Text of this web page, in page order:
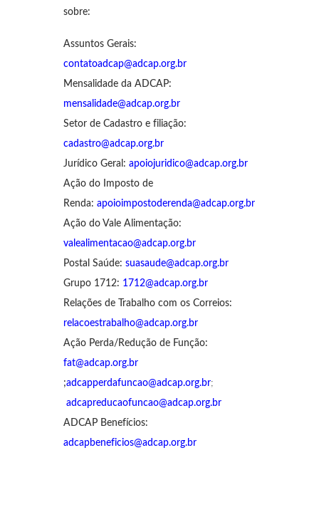
sobre:
Assuntos Gerais:
contatoadcap@adcap.org.br
Mensalidade da ADCAP:
mensalidade@adcap.org.br
Setor de Cadastro e filiação:
cadastro@adcap.org.br
Jurídico Geral: apoiojuridico@adcap.org.br
Ação do Imposto de
Renda: apoioimpostoderenda@adcap.org.br
Ação do Vale Alimentação:
valealimentacao@adcap.org.br
Postal Saúde: suasaude@adcap.org.br
Grupo 1712: 1712@adcap.org.br
Relações de Trabalho com os Correios:
relacoestrabalho@adcap.org.br
Ação Perda/Redução de Função:
fat@adcap.org.br
;adcapperdafuncao@adcap.org.br;
adcapreducaofuncao@adcap.org.br
ADCAP Benefícios:
adcapbeneficios@adcap.org.br